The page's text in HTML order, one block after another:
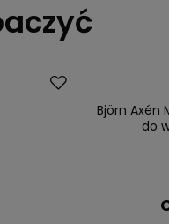
Björn Axén
do